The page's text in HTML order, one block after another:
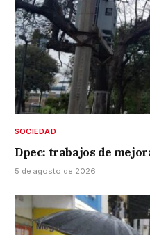
SOCIEDAD
Dpec: trabajos de
5 de agosto de 2026